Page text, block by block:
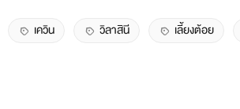
เควิน วิลาสินี เลี้ยงต้อย